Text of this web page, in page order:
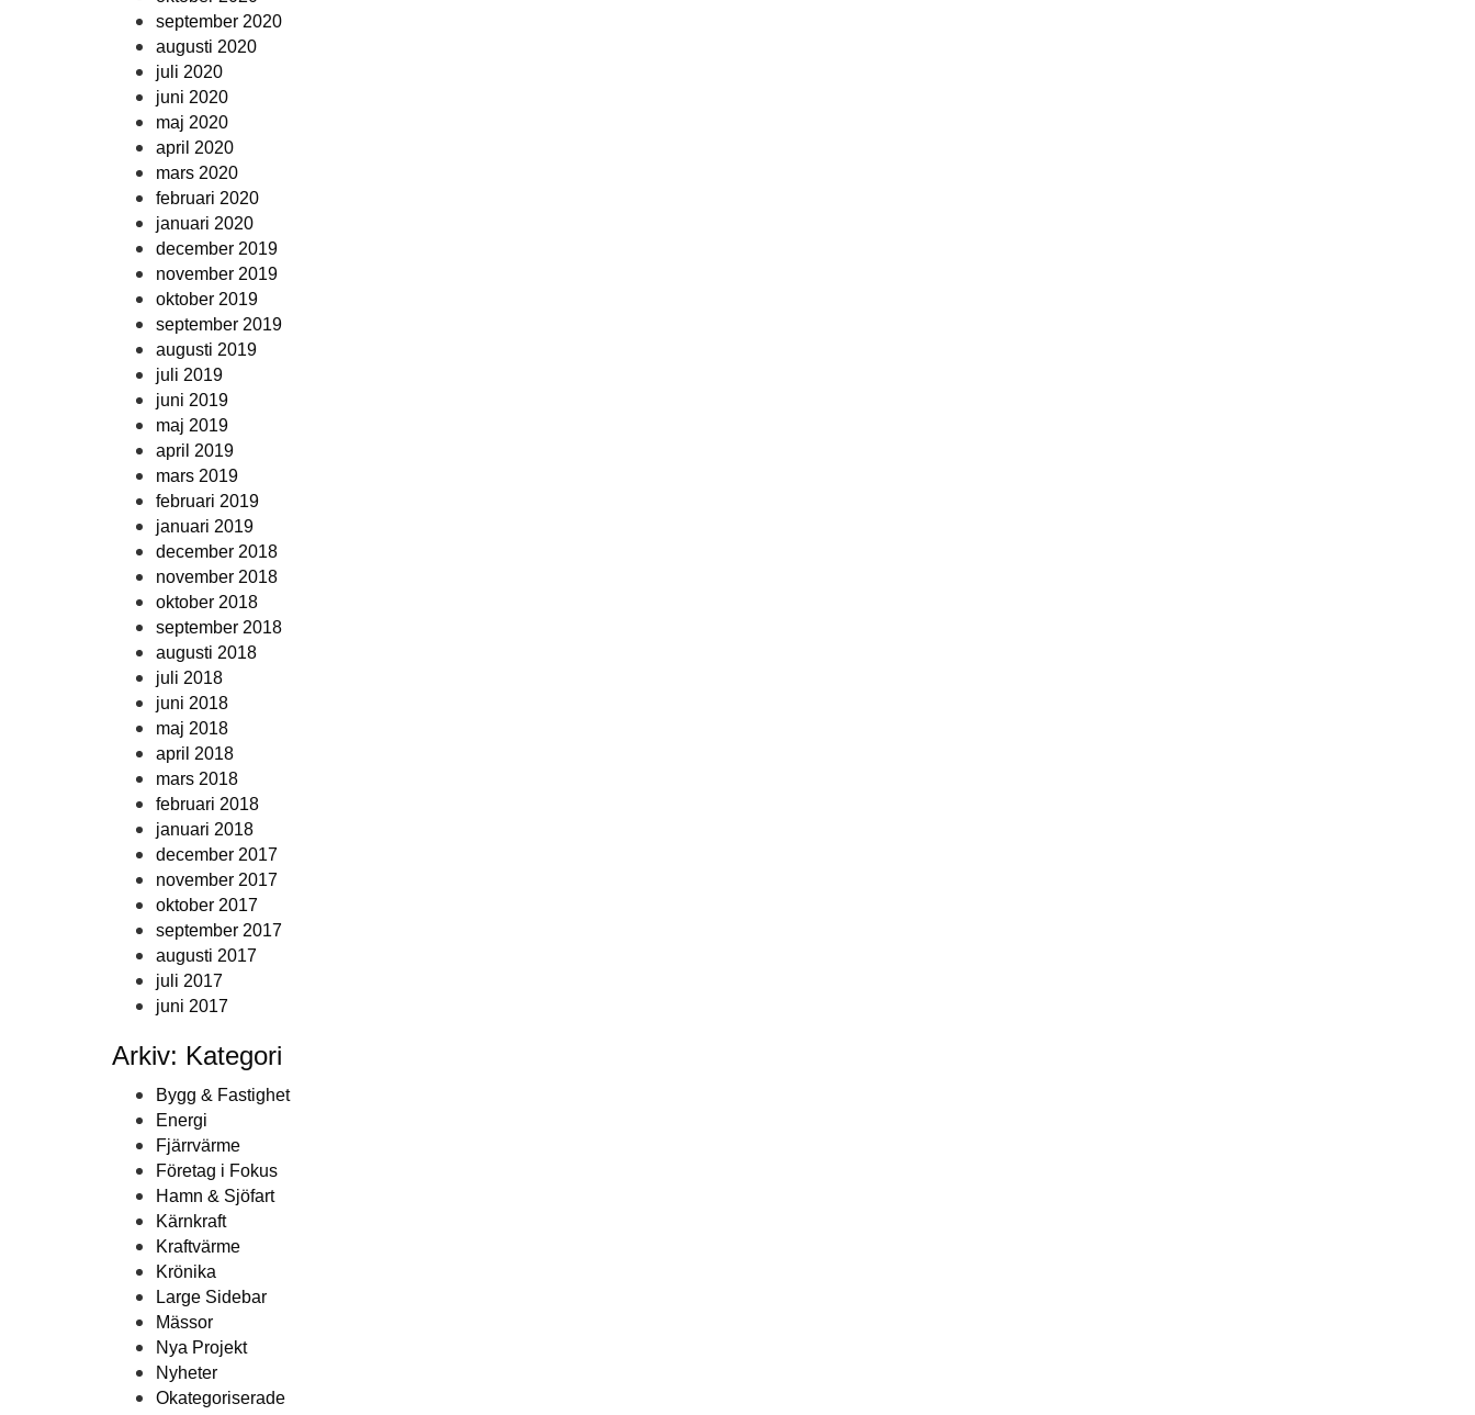
september 2020
augusti 2020
juli 2020
juni 2020
maj 2020
april 2020
mars 2020
februari 2020
januari 2020
december 2019
november 2019
oktober 2019
september 2019
augusti 2019
juli 2019
juni 2019
maj 2019
april 2019
mars 2019
februari 2019
januari 2019
december 2018
november 2018
oktober 2018
september 2018
augusti 2018
juli 2018
juni 2018
maj 2018
april 2018
mars 2018
februari 2018
januari 2018
december 2017
november 2017
oktober 2017
september 2017
augusti 2017
juli 2017
juni 2017
Arkiv: Kategori
Bygg & Fastighet
Energi
Fjärrvärme
Företag i Fokus
Hamn & Sjöfart
Kärnkraft
Kraftvärme
Krönika
Large Sidebar
Mässor
Nya Projekt
Nyheter
Okategoriserade